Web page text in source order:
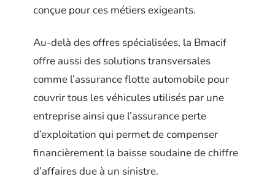
conçue pour ces métiers exigeants.
Au-delà des offres spécialisées, la Bmacif
offre aussi des solutions transversales
comme l’assurance flotte automobile pour
couvrir tous les véhicules utilisés par une
entreprise ainsi que l’assurance perte
d’exploitation qui permet de compenser
financièrement la baisse soudaine de chiffre
d’affaires due à un sinistre.